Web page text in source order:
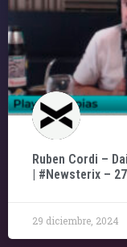
Ruben Cordi –
| #Newsterix –
29 diciembre, 2024